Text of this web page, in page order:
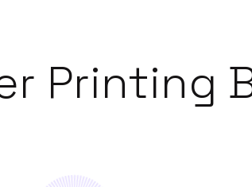
Printing